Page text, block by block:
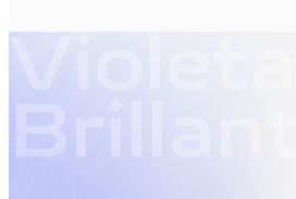
Violeta
Brillante